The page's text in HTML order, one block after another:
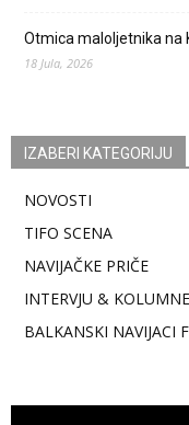
Otmica maloljetnika na
18 Jula, 2026
IZABERI KATEGORIJU
NOVOSTI
TIFO SCENA
NAVIJAČKE PRIČE
INTERVJU & KOLUMNE
BALKANSKI NAVIJACI